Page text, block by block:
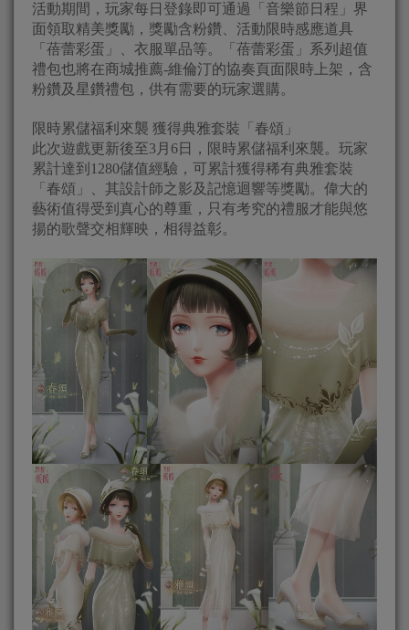
活動期間，玩家每日登錄即可通過「音樂節日程」界
面領取精美獎勵，獎勵含粉鑽、活動限時感應道具
「蓓蕾彩蛋」、衣服單品等。「蓓蕾彩蛋」系列超值
禮包也將在商城推薦-維倫汀的協奏頁面限時上架，含
粉鑽及星鑽禮包，供有需要的玩家選購。
限時累儲福利來襲 獲得典雅套裝「春頌」
此次遊戲更新後至3月6日，限時累儲福利來襲。玩家
累計達到1280儲值經驗，可累計獲得稀有典雅套裝
「春頌」、其設計師之影及記憶迴響等獎勵。偉大的
藝術值得受到真心的尊重，只有考究的禮服才能與悠
揚的歌聲交相輝映，相得益彰。